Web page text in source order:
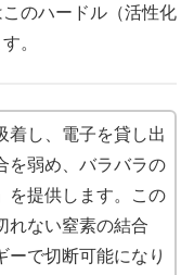
のハードル（活性化
。
着し、電子を貸し出
を弱め、バラバラの
を提供します。この
れない窒素の結合
ーで切断可能になり